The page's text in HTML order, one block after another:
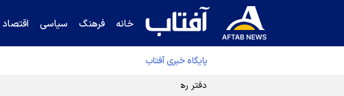
خانه فرهنگ سیاسی اقتصاد
پایگاه خبری آفتاب
دفتر رهبر انقلاب ادعای خرازی درباره پزشکیان را تکذیب کرد